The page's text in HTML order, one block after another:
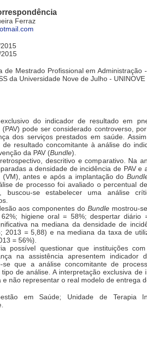
Ferraz
de Mestrado Profissional em Administração
da Universidade Nove de Julho -
do indicador de resultado em
pode ser considerado controverso,
dos serviços prestados em saúde.
de resultado concomitante à análise do
da PAV (Bundle).
descritivo e comparativo. Na
a densidade de incidência de PAV e
(VM), antes e após a implantação do
de processo foi avaliado o percentual
buscou-se estabelecer uma análise
aos componentes do Bundlemostrou-
higiene oral = 58%; despertar diário
na mediana da densidade de
2013 = 5,88) e na mediana da taxa de
= 56%).
possível questionar que instituições
na assistência apresentem indicador
se que a análise concomitante de
de análise. A interpretação exclusiva de
e não representar o real modelo de entrega
em Saúde; Unidade de Terapia